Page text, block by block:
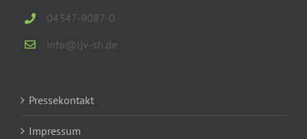
04347-9087-0
info@ljv-sh.de
Pressekontakt
Impressum